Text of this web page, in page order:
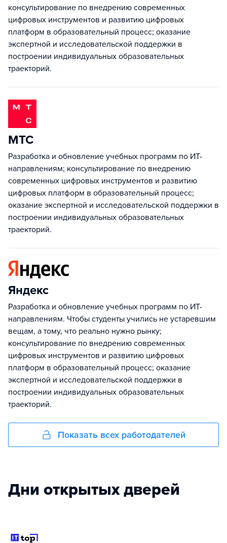
консультирование по внедрению современных
цифровых инструментов и развитию цифровых
платформ в образовательный процесс; оказание
экспертной и исследовательской поддержки в
построении индивидуальных образовательных
траекторий.
МТС
Разработка и обновление учебных программ по ИТ-
направлениям; консультирование по внедрению
современных цифровых инструментов и развитию
цифровых платформ в образовательный процесс;
оказание экспертной и исследовательской поддержки в
построении индивидуальных образовательных
траекторий.
Яндекс
Разработка и обновление учебных программ по ИТ-
направлениям. Чтобы студенты учились не устаревшим
вещам, а тому, что реально нужно рынку;
консультирование по внедрению современных
цифровых инструментов и развитию цифровых
платформ в образовательный процесс; оказание
экспертной и исследовательской поддержки в
построении индивидуальных образовательных
траекторий.
Показать всех работодателей
Дни открытых дверей